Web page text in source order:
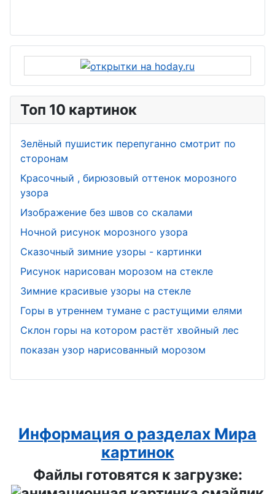
Топ 10 картинок
Зелёный пушистик перепуганно смотрит по
сторонам
Красочный , бирюзовый оттенок морозного
узора
Изображение без швов со скалами
Ночной рисунок морозного узора
Сказочный зимние узоры - картинки
Рисунок нарисован морозом на стекле
Зимние красивые узоры на стекле
Горы в утреннем тумане с растущими елями
Склон горы на котором растёт хвойный лес
показан узор нарисованный морозом
Информация о разделах Мира
картинок
Файлы готовятся к загрузке: